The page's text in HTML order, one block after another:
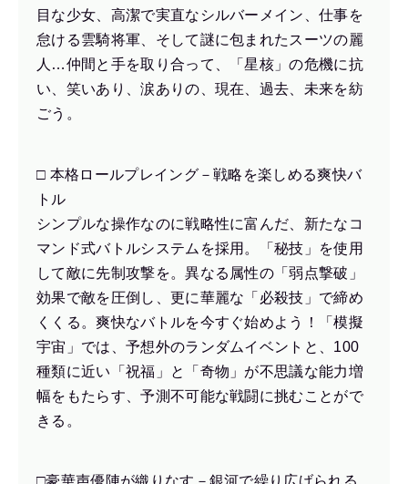
目な少女、高潔で実直なシルバーメイン、仕事を
怠ける雲騎将軍、そして謎に包まれたスーツの麗
人…仲間と手を取り合って、「星核」の危機に抗
い、笑いあり、涙ありの、現在、過去、未来を紡
ごう。
□ 本格ロールプレイング－戦略を楽しめる爽快バ
トル
シンプルな操作なのに戦略性に富んだ、新たなコ
マンド式バトルシステムを採用。「秘技」を使用
して敵に先制攻撃を。異なる属性の「弱点撃破」
効果で敵を圧倒し、更に華麗な「必殺技」で締め
くくる。爽快なバトルを今すぐ始めよう！「模擬
宇宙」では、予想外のランダムイベントと、100
種類に近い「祝福」と「奇物」が不思議な能力増
幅をもたらす、予測不可能な戦闘に挑むことがで
きる。
□豪華声優陣が織りなす－銀河で繰り広げられる